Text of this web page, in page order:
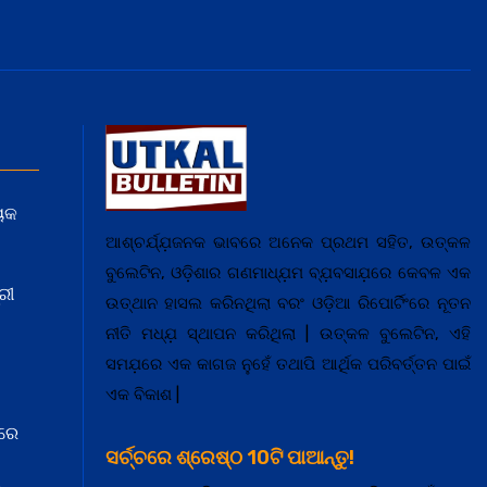
ଆଶ୍ଚର୍ଯ୍ଯ଼ଜନକ ଭାବରେ ଅନେକ ପ୍ରଥମ ସହିତ, ଉତ୍କଳ
ବୁଲେଟିନ, ଓଡ଼ିଶାର ଗଣମାଧ୍ଯ଼ମ ବ୍ଯ଼ବସାଯ଼ରେ କେବଳ ଏକ
ଉତ୍ଥାନ ହାସଲ କରିନଥିଲା ବରଂ ଓଡ଼ିଆ ରିପୋର୍ଟିଂରେ ନୂତନ
ନୀତି ମଧ୍ଯ଼ ସ୍ଥାପନ କରିଥିଲା | ଉତ୍କଳ ବୁଲେଟିନ, ଏହି
ସମଯ଼ରେ ଏକ କାଗଜ ନୁହେଁ ତଥାପି ଆର୍ଥିକ ପରିବର୍ତ୍ତନ ପାଇଁ
ଏକ ବିକାଶ |
ସର୍ଚ୍ଚରେ ଶ୍ରେଷ୍ଠ 10ଟି ପାଆନ୍ତୁ!